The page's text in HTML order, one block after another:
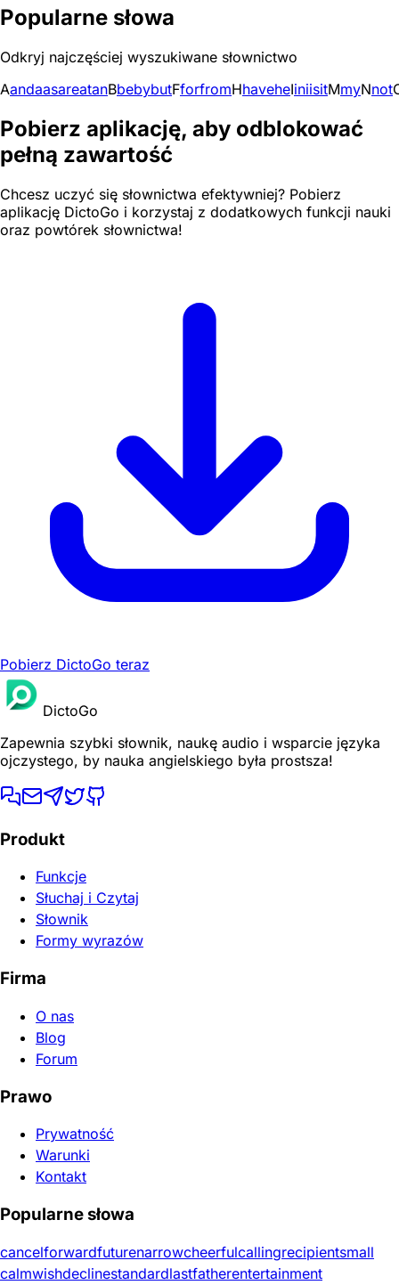
Popularne słowa
Odkryj najczęściej wyszukiwane słownictwo
AandaasareatanBbebybutFforfromHhaveheIiniisitMmyNnot
Pobierz aplikację, aby odblokować
pełną zawartość
Chcesz uczyć się słownictwa efektywniej? Pobierz
aplikację DictoGo i korzystaj z dodatkowych funkcji nauki
oraz powtórek słownictwa!
Pobierz DictoGo teraz
DictoGo
Zapewnia szybki słownik, naukę audio i wsparcie języka
ojczystego, by nauka angielskiego była prostsza!
Produkt
Funkcje
Słuchaj i Czytaj
Słownik
Formy wyrazów
Firma
O nas
Blog
Forum
Prawo
Prywatność
Warunki
Kontakt
Popularne słowa
cancelforwardfuturenarrowcheerfulcallingrecipientsmall
calmwishdeclinestandardlastfatherentertainment